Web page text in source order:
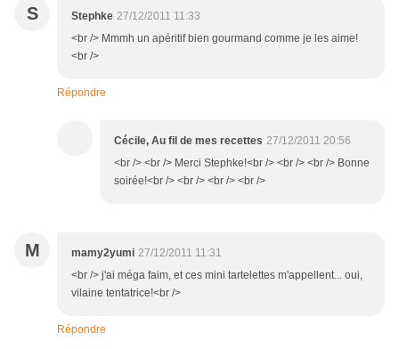
S Stephke 27/12/2011 11:33
<br /> Mmmh un apéritif bien gourmand comme je les aime!
<br />
Répondre
Cécile, Au fil de mes recettes 27/12/2011 20:56
<br /> <br /> Merci Stephke!<br /> <br /> <br /> Bonne
soirée!<br /> <br /> <br /> <br />
M mamy2yumi 27/12/2011 11:31
<br /> j'ai méga faim, et ces mini tartelettes m'appellent... oui,
vilaine tentatrice!<br />
Répondre